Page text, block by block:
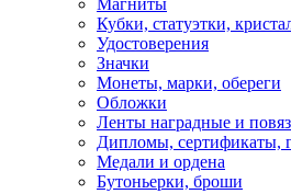
Магниты
Кубки, статуэтки,
Удостоверения
Значки
Монеты, марки, обереги
Обложки
Ленты наградные и
Дипломы, сертификаты,
Медали и ордена
Бутоньерки, броши